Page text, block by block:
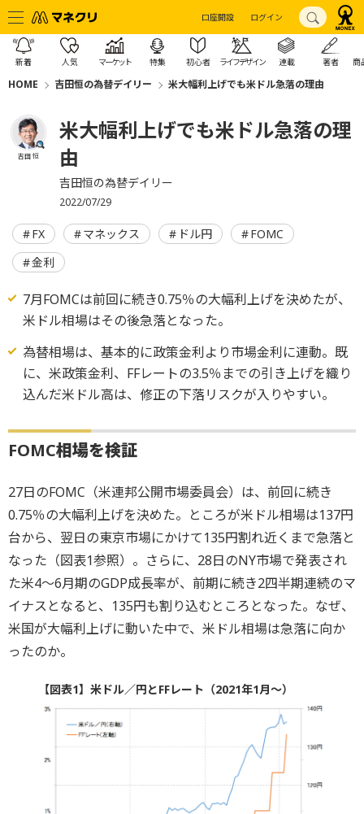
口座開設 ログイン
新着 人気 マーケット 特集 初心者 ライフデザイン 連載 著者 商
HOME 吉田恒の為替デイリー 米大幅利上げでも米ドル急落の理由
吉田 恒
米大幅利上げでも米ドル急落の理
由
吉田恒の為替デイリー
2022/07/29
FX マネックス ドル円
FOMC
金利
7月FOMCは前回に続き0.75％の大幅利上げを決めたが、
米ドル相場はその後急落となった。
為替相場は、基本的に政策金利より市場金利に連動。既
に、米政策金利、FFレートの3.5％までの引き上げを織り
込んだ米ドル高は、修正の下落リスクが入りやすい。
FOMC相場を検証
27日のFOMC（米連邦公開市場委員会）は、前回に続き
0.75％の大幅利上げを決めた。ところが米ドル相場は137円
台から、翌日の東京市場にかけて135円割れ近くまで急落と
なった（図表1参照）。さらに、28日のNY市場で発表され
た米4～6月期のGDP成長率が、前期に続き2四半期連続のマ
イナスとなると、135円も割り込むところとなった。なぜ、
米国が大幅利上げに動いた中で、米ドル相場は急落に向か
ったのか。
【図表1】米ドル／円とFFレート（2021年1月～）